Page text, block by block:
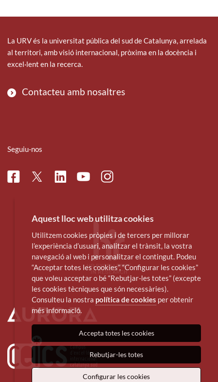
La URV és la universitat pública del sud de Catalunya, arrelada
al territori, amb visió internacional, pròxima en la docència i
excel·lent en la recerca.
Contacteu amb nosaltres
Seguiu-nos
FacebookTwitterLinkedinYoutubeInstagram
Aquest lloc web utilitza cookies
Utilitzem cookies pròpies i de tercers per millorar
l’experiència d’usuari, analitzar el trànsit, la vostra
navegació al web i personalitzar el contingut. Podeu
“Acceptar totes les cookies”, “Configurar les cookies”
que voleu acceptar o bé “Rebutjar-les totes” (excepte
les cookies tècniques que són necessàries).
Consulteu la nostra política de cookies per obtenir
més informació.
Accepta totes les cookies
Rebutjar-les totes
Configurar les cookies